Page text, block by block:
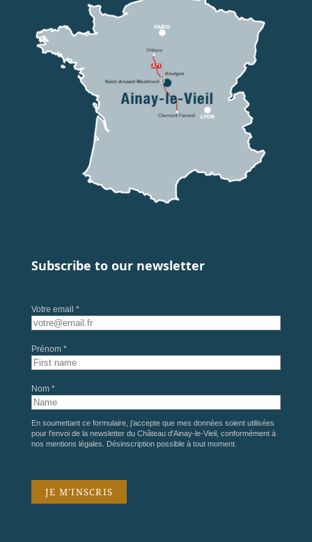
Subscribe to our newsletter
Votre email *
Prénom *
Nom *
En soumettant ce formulaire, j'accepte que mes données soient utilisées
pour l'envoi de la newsletter du Château d'Ainay-le-Vieil, conformément à
nos mentions légales . Désinscription possible à tout moment.